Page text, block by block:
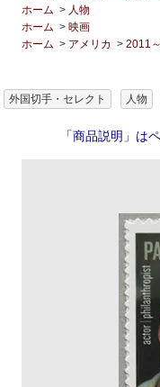
ホーム > 人物
ホーム >映画
ホーム > アメリカ >2011
外国切手・セレクト 人物
「商品説明」は